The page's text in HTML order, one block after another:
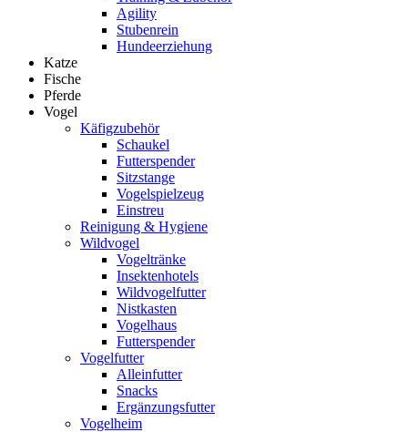
Agility
Stubenrein
Hundeerziehung
Katze
Fische
Pferde
Vogel
Käfigzubehör
Schaukel
Futterspender
Sitzstange
Vogelspielzeug
Einstreu
Reinigung & Hygiene
Wildvogel
Vogeltränke
Insektenhotels
Wildvogelfutter
Nistkasten
Vogelhaus
Futterspender
Vogelfutter
Alleinfutter
Snacks
Ergänzungsfutter
Vogelheim